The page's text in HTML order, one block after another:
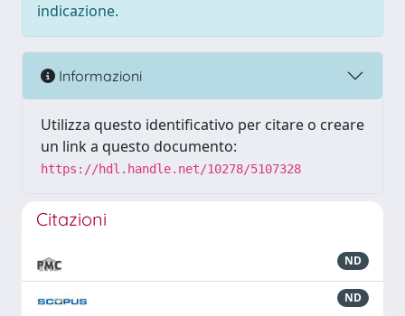
indicazione.
Informazioni
Utilizza questo identificativo per citare o creare
un link a questo documento:
https://hdl.handle.net/10278/5107328
Citazioni
ND
ND